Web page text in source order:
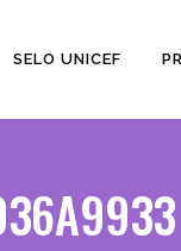
SELO UNICEF